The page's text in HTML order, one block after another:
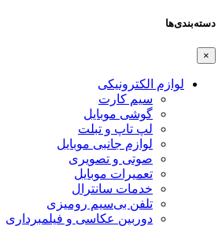
دسته‌بندی‌ها
×
لوازم الکترونیکی
سیم کارت
گوشی موبایل
لپ تاپ و تبلت
لوازم جانبی موبایل
صوتی و تصویری
تعمیرات موبایل
خدمات سانترال
تلفن بی‌سیم رومیزی
دوربین عکاسی و فیلمبرداری